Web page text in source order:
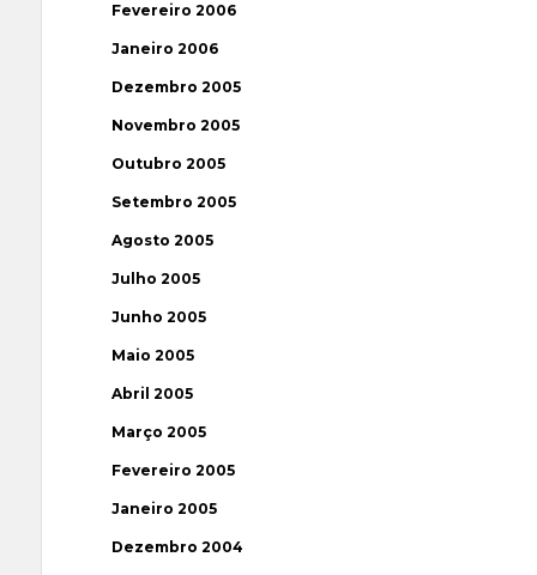
Fevereiro 2006
Janeiro 2006
Dezembro 2005
Novembro 2005
Outubro 2005
Setembro 2005
Agosto 2005
Julho 2005
Junho 2005
Maio 2005
Abril 2005
Março 2005
Fevereiro 2005
Janeiro 2005
Dezembro 2004